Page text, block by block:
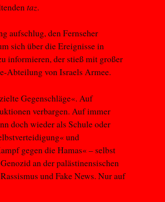
taz.
aufschlug, den Fernseher
sich über die Ereignisse in
informieren, der stieß mit großer
Abteilung von Israels Armee.
Gegenschläge«. Auf
verbargen. Auf immer
doch wieder als Schule oder
und
gegen die Hamas« – selbst
an der palästinensischen
und Fake News. Nur auf